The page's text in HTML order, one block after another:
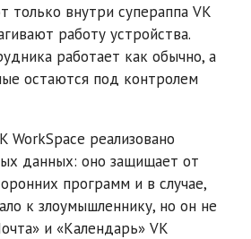
только внутри супераппа VK
работу устройства.
работает как обычно, а
остаются под контролем
WorkSpace реализовано
данных: оно защищает от
программ и в случае,
к злоумышленнику, но он не
и «Календарь» VK